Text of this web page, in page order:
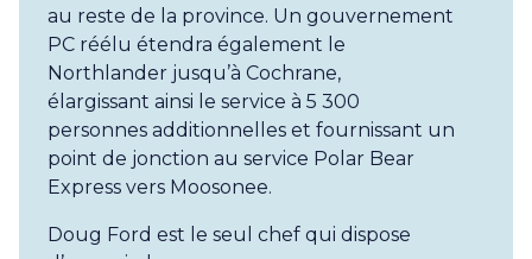
au reste de la province. Un gouvernement
PC réélu étendra également le
Northlander jusqu’à Cochrane,
élargissant ainsi le service à 5 300
personnes additionnelles et fournissant un
point de jonction au service Polar Bear
Express vers Moosonee.
Doug Ford est le seul chef qui dispose